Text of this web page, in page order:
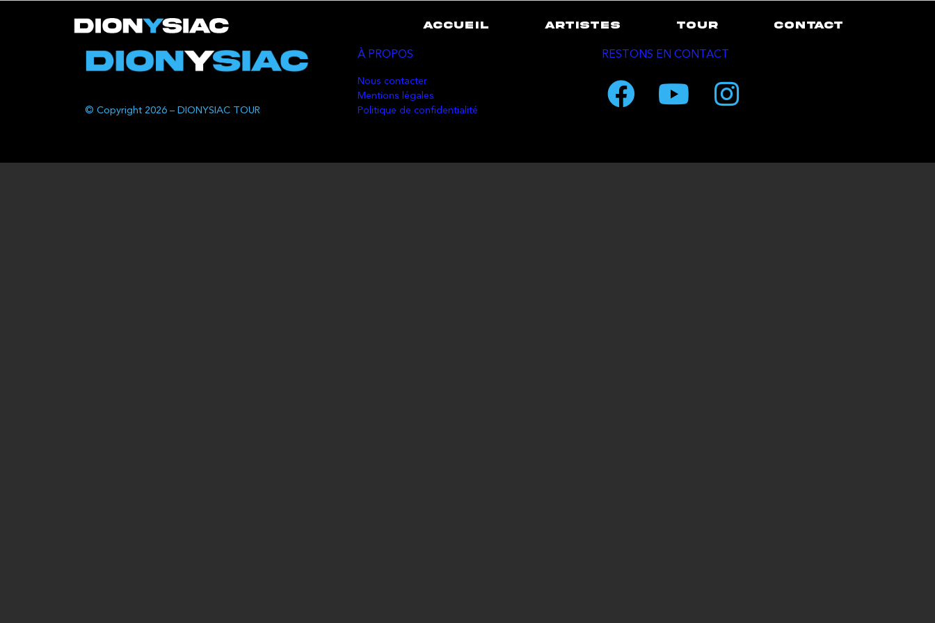
ACCUEIL ARTISTES TOUR CONTACT
© Copyright 2026 – DIONYSIAC TOUR
À PROPOS
Nous contacter
Mentions légales
Politique de confidentialité
RESTONS EN CONTACT